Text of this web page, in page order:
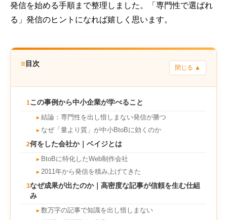
発信を始める手順まで整理しました。「専門性で選ばれ
る」発信のヒントになれば嬉しく思います。
≡目次
閉じる ▲
1この事例から中小企業が学べること
► 結論：専門性を出し惜しまない発信が勝つ
► なぜ「量より質」が中小BtoBに効くのか
2何をした会社か｜ベイジとは
► BtoBに特化したWeb制作会社
► 2011年から発信を積み上げてきた
3なぜ成果が出たのか｜高密度な記事が信頼を生む仕組
み
► 数万字の記事で知識を出し惜しまない